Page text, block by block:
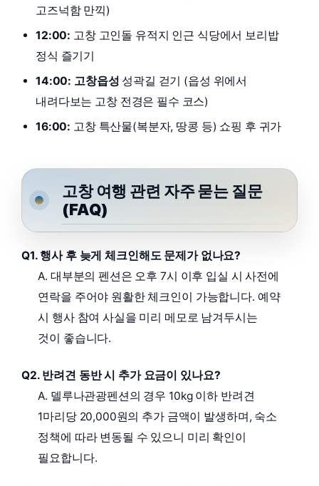
고즈넉함 만끽)
12:00: 고창 고인돌 유적지 인근 식당에서 보리밥
정식 즐기기
14:00: 고창읍성 성곽길 걷기 (읍성 위에서
내려다보는 고창 전경은 필수 코스)
16:00: 고창 특산물(복분자, 땅콩 등) 쇼핑 후 귀가
고창 여행 관련 자주 묻는 질문
(FAQ)
Q1. 행사 후 늦게 체크인해도 문제가 없나요?
A. 대부분의 펜션은 오후 7시 이후 입실 시 사전에
연락을 주어야 원활한 체크인이 가능합니다. 예약
시 행사 참여 사실을 미리 메모로 남겨두시는
것이 좋습니다.
Q2. 반려견 동반 시 추가 요금이 있나요?
A. 델루나관광펜션의 경우 10kg 이하 반려견
1마리당 20,000원의 추가 금액이 발생하며, 숙소
정책에 따라 변동될 수 있으니 미리 확인이
필요합니다.